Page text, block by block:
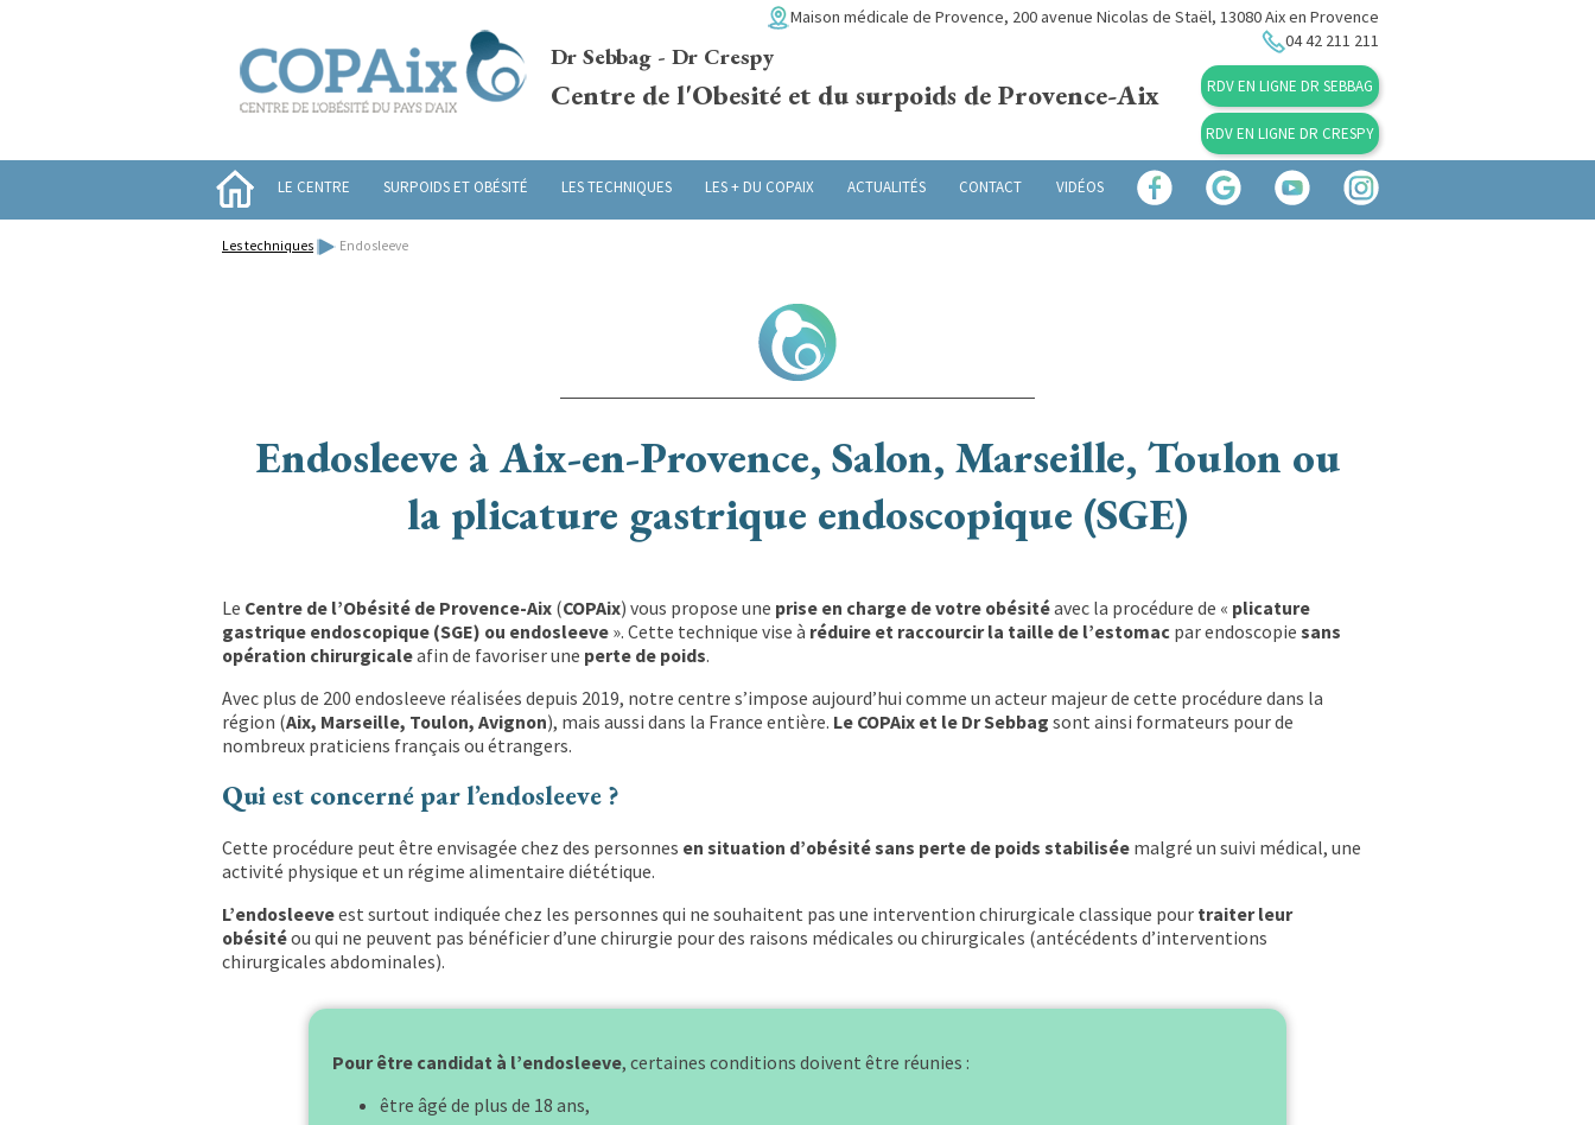
Maison médicale de Provence, 200 avenue Nicolas de Staël, 13080 Aix en Provence
Dr Sebbag - Dr Crespy
Centre de l'Obesité et du surpoids de Provence-Aix
04 42 211 211
RDV EN LIGNE DR SEBBAG
RDV EN LIGNE DR CRESPY
LE CENTRE SURPOIDS ET OBÉSITÉ LES TECHNIQUES LES + DU COPAIX ACTUALITÉS CONTACT VIDÉOS
Les techniques Endosleeve
Endosleeve à Aix-en-Provence, Salon, Marseille, Toulon ou
la plicature gastrique endoscopique (SGE)
Le Centre de l’Obésité de Provence-Aix (COPAix) vous propose une prise en charge de votre obésitéavec la procédure de « plicature
gastrique endoscopique (SGE) ou endosleeve ». Cette technique vise à réduire et raccourcir la taille de l’estomac par endoscopie sans
opération chirurgicaleafin de favoriser une perte de poids.
Avec plus de 200 endosleeve réalisées depuis 2019, notre centre s’impose aujourd’hui comme un acteur majeur de cette procédure dans la
région (Aix, Marseille, Toulon, Avignon), mais aussi dans la France entière. Le COPAix et le Dr Sebbag sont ainsi formateurs pour de
nombreux praticiens français ou étrangers.
Qui est concerné par l’endosleeve ?
Cette procédure peut être envisagée chez des personnes en situation d’obésité sans perte de poids stabilisée malgré un suivi médical, une
activité physique et un régime alimentaire diététique.
L’endosleeveest surtout indiquée chez les personnes qui ne souhaitent pas une intervention chirurgicale classique pour traiter leur
obésitéou qui ne peuvent pas bénéficier d’une chirurgie pour des raisons médicales ou chirurgicales (antécédents d’interventions
chirurgicales abdominales).
Pour être candidat à l’endosleeve, certaines conditions doivent être réunies :
être âgé de plus de 18 ans,